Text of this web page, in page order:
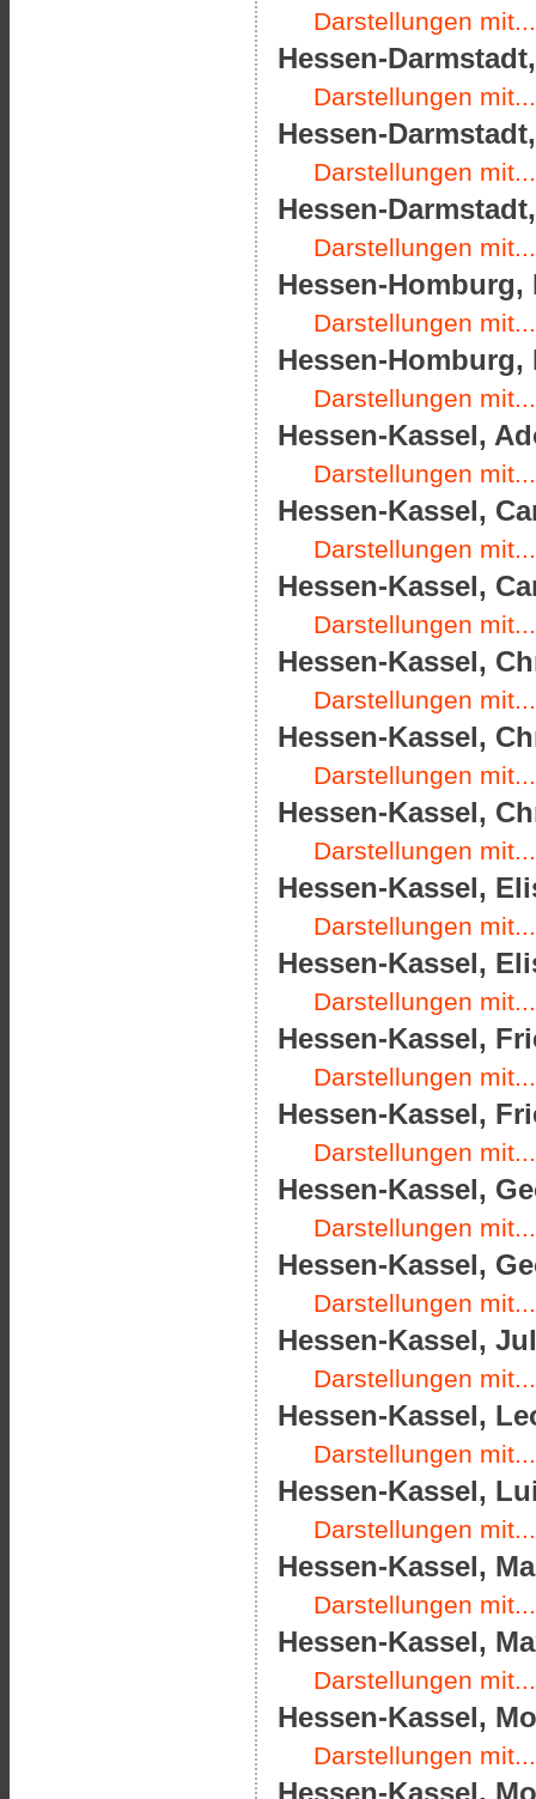
Darstellungen mit...
Hessen-
Darstellungen mit...
Hessen-
Darstellungen mit...
Hessen-
Darstellungen mit...
Hessen-
Darstellungen mit...
Hessen-Homburg,
Darstellungen mit...
Hessen-Kassel,
Darstellungen mit...
Hessen-Kassel,
Darstellungen mit...
Hessen-Kassel,
Darstellungen mit...
Hessen-Kassel,
Darstellungen mit...
Hessen-Kassel,
Darstellungen mit...
Hessen-Kassel,
Darstellungen mit...
Hessen-Kassel,
Darstellungen mit...
Hessen-Kassel,
Darstellungen mit...
Hessen-Kassel,
Darstellungen mit...
Hessen-Kassel,
Darstellungen mit...
Hessen-Kassel,
Darstellungen mit...
Hessen-Kassel,
Darstellungen mit...
Hessen-Kassel,
Darstellungen mit...
Hessen-Kassel,
Darstellungen mit...
Hessen-Kassel,
Darstellungen mit...
Hessen-Kassel,
Darstellungen mit...
Hessen-Kassel,
Darstellungen mit...
Hessen-Kassel,
Darstellungen mit...
Hessen-Kassel,